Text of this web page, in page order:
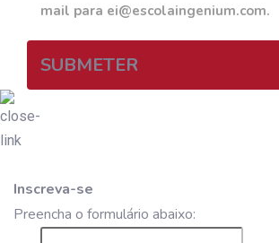
mail para ei@escolaingenium.com.
SUBMETER
Inscreva-se
Preencha o formulário abaixo: